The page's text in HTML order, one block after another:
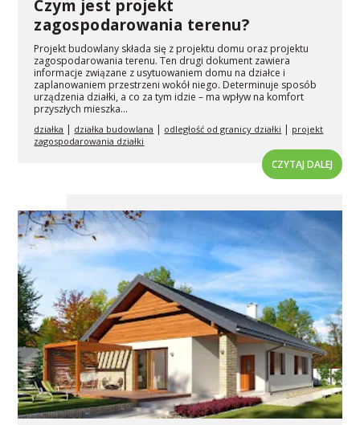
Czym jest projekt
zagospodarowania terenu?
Projekt budowlany składa się z projektu domu oraz projektu
zagospodarowania terenu. Ten drugi dokument zawiera
informacje związane z usytuowaniem domu na działce i
zaplanowaniem przestrzeni wokół niego. Determinuje sposób
urządzenia działki, a co za tym idzie – ma wpływ na komfort
przyszłych mieszka...
działka | działka budowlana | odległość od granicy działki | projekt
zagospodarowania działki
CZYTAJ DALEJ